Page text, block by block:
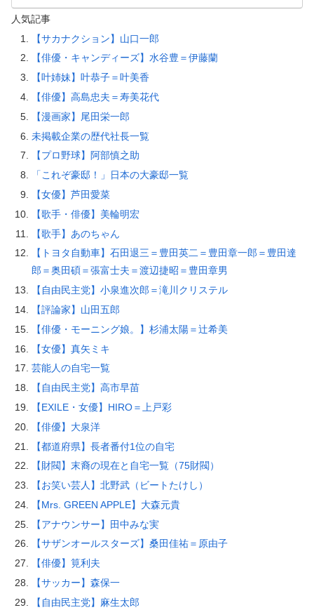
人気記事
【サカナクション】山口一郎
【俳優・キャンディーズ】水谷豊＝伊藤蘭
【叶姉妹】叶恭子＝叶美香
【俳優】高島忠夫＝寿美花代
【漫画家】尾田栄一郎
未掲載企業の歴代社長一覧
【プロ野球】阿部慎之助
「これぞ豪邸！」日本の大豪邸一覧
【女優】芦田愛菜
【歌手・俳優】美輪明宏
【歌手】あのちゃん
【トヨタ自動車】石田退三＝豊田英二＝豊田章一郎＝豊田達
郎＝奥田碩＝張富士夫＝渡辺捷昭＝豊田章男
【自由民主党】小泉進次郎＝滝川クリステル
【評論家】山田五郎
【俳優・モーニング娘。】杉浦太陽＝辻希美
【女優】真矢ミキ
芸能人の自宅一覧
【自由民主党】高市早苗
【EXILE・女優】HIRO＝上戸彩
【俳優】大泉洋
【都道府県】長者番付1位の自宅
【財閥】末裔の現在と自宅一覧（75財閥）
【お笑い芸人】北野武（ビートたけし）
【Mrs. GREEN APPLE】大森元貴
【アナウンサー】田中みな実
【サザンオールスターズ】桑田佳祐＝原由子
【俳優】筧利夫
【サッカー】森保一
【自由民主党】麻生太郎